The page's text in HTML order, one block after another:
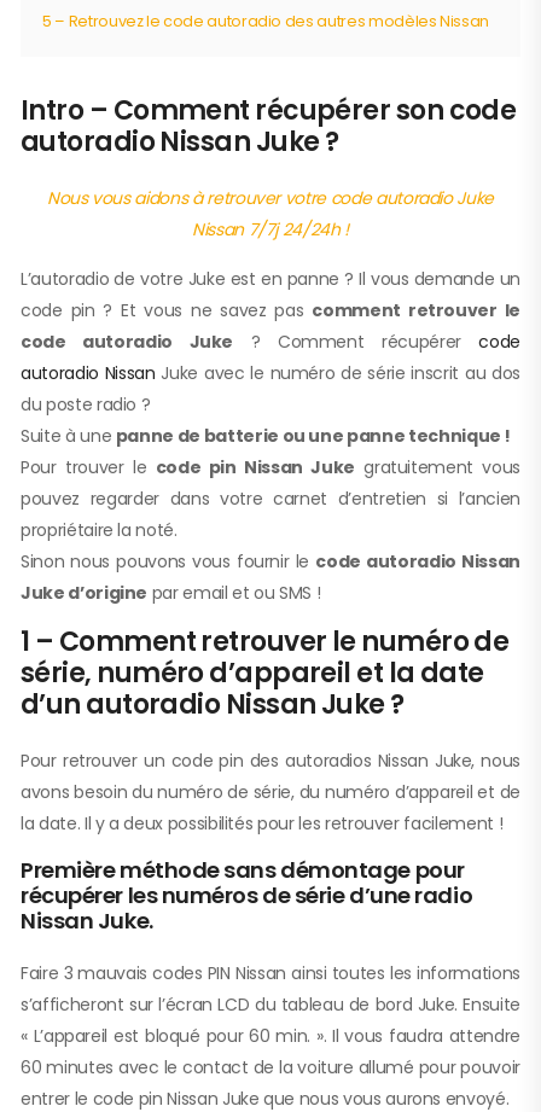
5 – Retrouvez le code autoradio des autres modèles Nissan
Intro – Comment récupérer son code
autoradio Nissan Juke ?
Nous vous aidons à retrouver votre code autoradio Juke
Nissan 7/7j 24/24h !
L’autoradio de votre Juke est en panne ? Il vous demande un
code pin ? Et vous ne savez pas comment retrouver le
code autoradio Juke ? Comment récupérercode
autoradio Nissan Juke avec le numéro de série inscrit au dos
du poste radio ?
Suite à une panne de batterie ou une panne technique !
Pour trouver le code pin Nissan Juke gratuitement vous
pouvez regarder dans votre carnet d’entretien si l’ancien
propriétaire la noté.
Sinon nous pouvons vous fournir le code autoradio Nissan
Juke d’origine par email et ou SMS !
1 – Comment retrouver le numéro de
série, numéro d’appareil et la date
d’un autoradio Nissan Juke ?
Pour retrouver un code pin des autoradios Nissan Juke, nous
avons besoin du numéro de série, du numéro d’appareil et de
la date. Il y a deux possibilités pour les retrouver facilement !
Première méthode sans démontage pour
récupérer les numéros de série d’une radio
Nissan Juke.
Faire 3 mauvais codes PIN Nissan ainsi toutes les informations
s’afficheront sur l’écran LCD du tableau de bord Juke. Ensuite
« L’appareil est bloqué pour 60 min. ». Il vous faudra attendre
60 minutes avec le contact de la voiture allumé pour pouvoir
entrer le code pin Nissan Juke que nous vous aurons envoyé.